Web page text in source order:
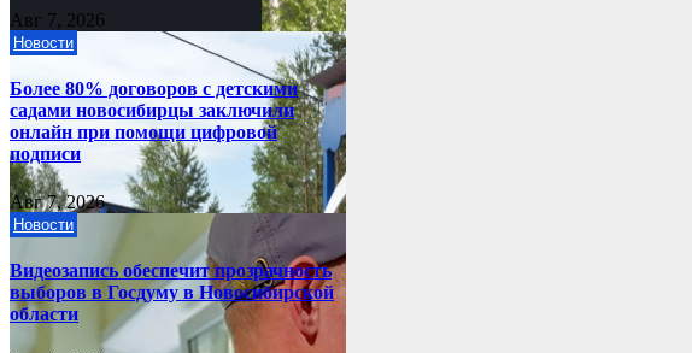
Авг 7, 2026
Новости
Более 80% договоров с детскими
садами новосибирцы заключили
онлайн при помощи цифровой
подписи
Авг 7, 2026
Новости
Видеозапись обеспечит прозрачность
выборов в Госдуму в Новосибирской
области